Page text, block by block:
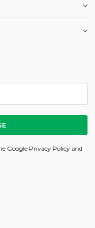
Google Privacy Policy and